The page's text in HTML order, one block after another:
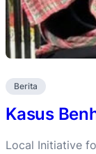
Berita
Kasus
Local Initiative